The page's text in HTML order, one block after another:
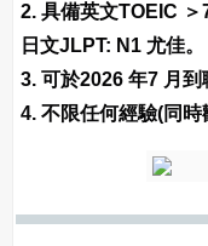
2. 具備英文TOEIC
日文JLPT: N1 尤佳。
3. 可於2026 年7 月到
4. 不限任何經驗(同時